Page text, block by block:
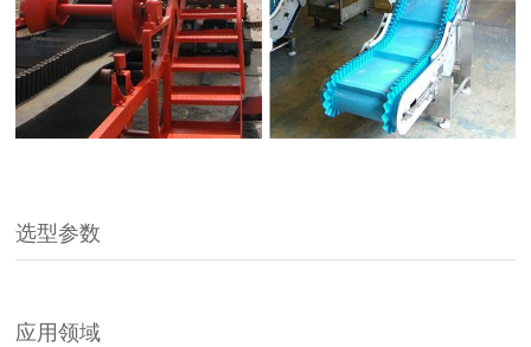
选型参数
应用领域